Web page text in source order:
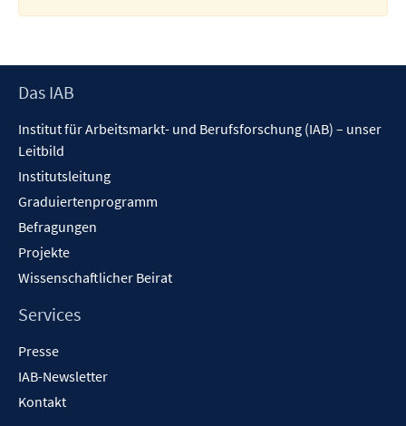
Footer
Das IAB
Institut für Arbeitsmarkt- und Berufsforschung (IAB) – unser
Leitbild
Institutsleitung
Graduiertenprogramm
Befragungen
Projekte
Wissenschaftlicher Beirat
Services
Presse
IAB-Newsletter
Kontakt